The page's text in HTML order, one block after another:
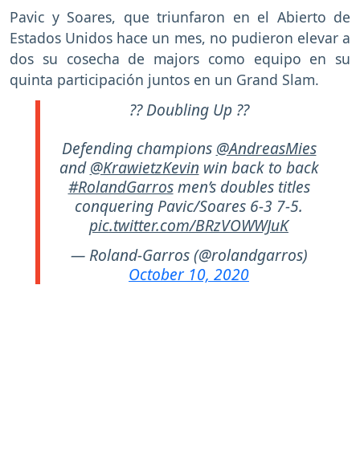
Pavic y Soares, que triunfaron en el Abierto de
Estados Unidos hace un mes, no pudieron elevar a
dos su cosecha de majors como equipo en su
quinta participación juntos en un Grand Slam.
?? Doubling Up ??
Defending champions @AndreasMies
and@KrawietzKevin win back to back
#RolandGarrosmen’s doubles titles
conquering Pavic/Soares 6-3 7-5.
pic.twitter.com/BRzVOWWJuK
— Roland-Garros (@rolandgarros)
October 10, 2020